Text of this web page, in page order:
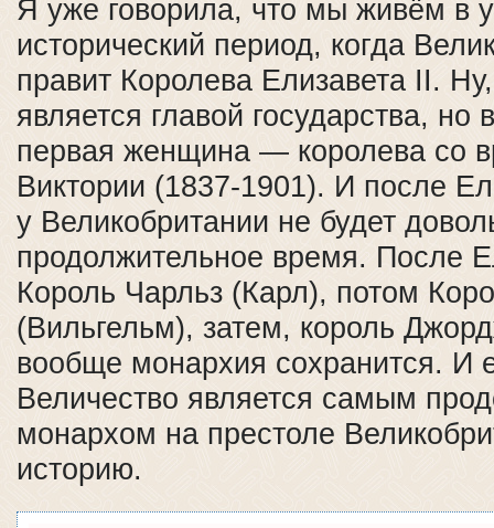
Я уже говорила, что мы живём в
исторический период, когда
правит Королева Елизавета II.
является главой государства, но
первая женщина — королева со
Виктории (1837-1901). И после
у Великобритании не будет
продолжительное время. После
Король Чарльз (Карл), потом
(Вильгельм), затем, король
вообще монархия сохранится. И
Величество является самым
монархом на престоле
историю.